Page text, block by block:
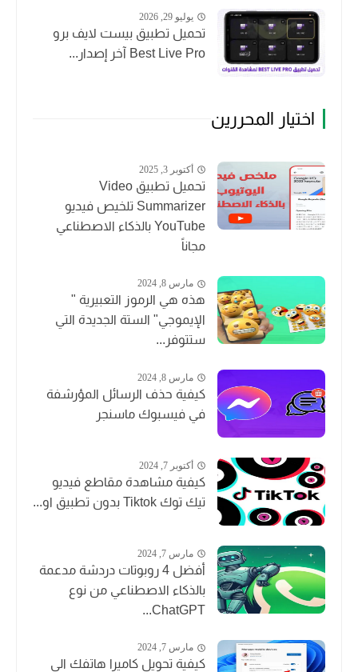
يوليو 29, 2026
تحميل تطبيق بيست لايف برو
Best Live Pro آخر إصدار...
اختيار المحررين
أكتوبر 3, 2025
تحميل تطبيق Video
Summarizer تلخيص فيديو
YouTube بالذكاء الاصطناعي
مجاناً
مارس 8, 2024
هذه هي الرموز التعبيرية "
الإيموجي" الستة الجديدة التي
ستتوفر...
مارس 8, 2024
كيفية حذف الرسائل المؤرشفة
في فيسبوك ماسنجر
أكتوبر 7, 2024
كيفية مشاهدة مقاطع فيديو
تيك توك Tiktok بدون تطبيق او...
مارس 7, 2024
أفضل 4 روبوتات دردشة مدعمة
بالذكاء الاصطناعي من نوع
ChatGPT...
مارس 7, 2024
كيفية تحويل كاميرا هاتفك الى